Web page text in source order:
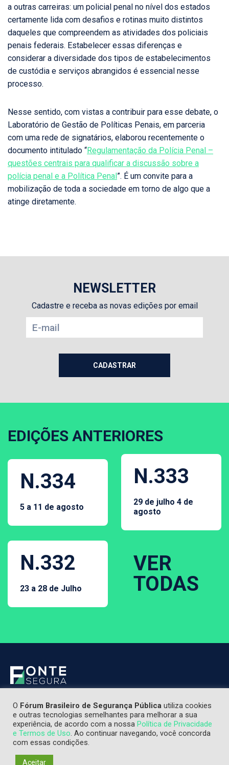
a outras carreiras: um policial penal no nível dos estados
certamente lida com desafios e rotinas muito distintos
daqueles que compreendem as atividades dos policiais
penais federais. Estabelecer essas diferenças e
considerar a diversidade dos tipos de estabelecimentos
de custódia e serviços abrangidos é essencial nesse
processo.
Nesse sentido, com vistas a contribuir para esse debate, o
Laboratório de Gestão de Políticas Penais, em parceria
com uma rede de signatários, elaborou recentemente o
documento intitulado “Regulamentação da Polícia Penal –
questões centrais para qualificar a discussão sobre a
polícia penal e a Política Penal ”. É um convite para a
mobilização de toda a sociedade em torno de algo que a
atinge diretamente.
NEWSLETTER
Cadastre e receba as novas edições por email
EDIÇÕES ANTERIORES
N.334
5 a 11 de agosto
N.333
29 de julho 4 de
agosto
N.332
23 a 28 de Julho
VER
TODAS
O Fórum Brasileiro de Segurança Pública utiliza cookies
e outras tecnologias semelhantes para melhorar a sua
experiência, de acordo com a nossa Política de Privacidade
e Termos de Uso. Ao continuar navegando, você concorda
com essas condições.
Aceitar